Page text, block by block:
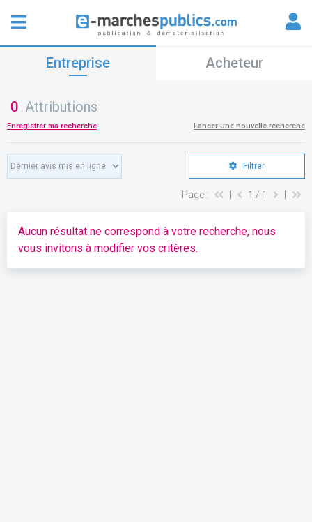
Entreprise Acheteur
0 Attributions
Enregistrer ma recherche Lancer une nouvelle recherche
Filtrer
Page : 1 / 1
Aucun résultat ne correspond à votre recherche, nous
vous invitons à modifier vos critères.